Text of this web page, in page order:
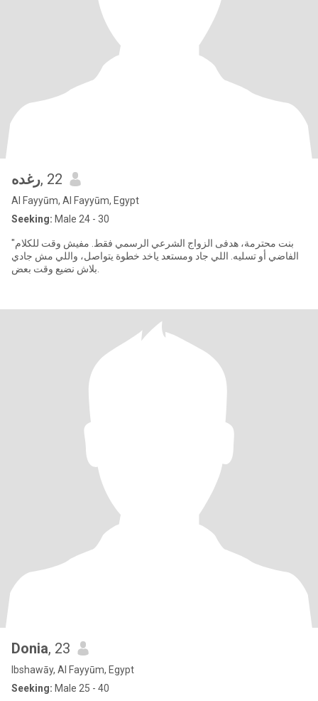
رغده, 22
Al Fayyūm, Al Fayyūm, Egypt
Seeking: Male 24 - 30
"بنت محترمة، هدفى الزواج الشرعي الرسمي فقط. مفيش وقت للكلام
الفاضي أو تسليه. اللي جاد ومستعد ياخد خطوة يتواصل، واللي مش جادي
Donia, 23
Ibshawāy, Al Fayyūm, Egypt
Seeking: Male 25 - 40